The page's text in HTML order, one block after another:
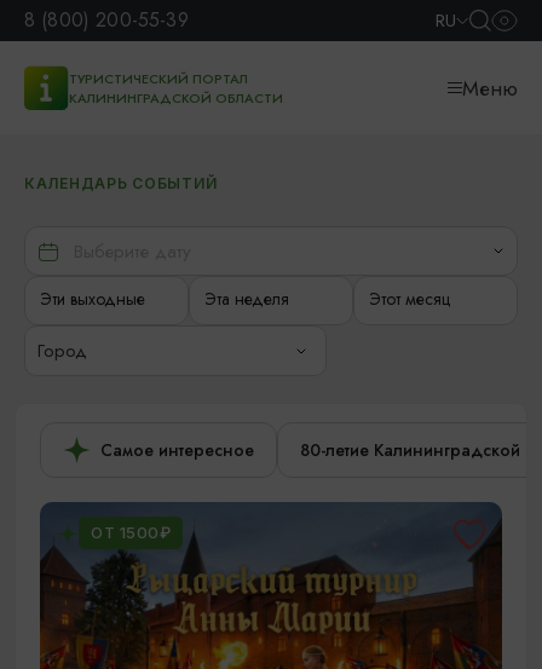
8 (800) 200-55-39 RU
ТУРИСТИЧЕСКИЙ ПОРТАЛ
КАЛИНИНГРАДСКОЙ ОБЛАСТИ
Меню
КАЛЕНДАРЬ СОБЫТИЙ
Эти выходные Эта неделя Этот месяц
Город
Самое интересное 80-летие Калининградской
ОТ 1500₽